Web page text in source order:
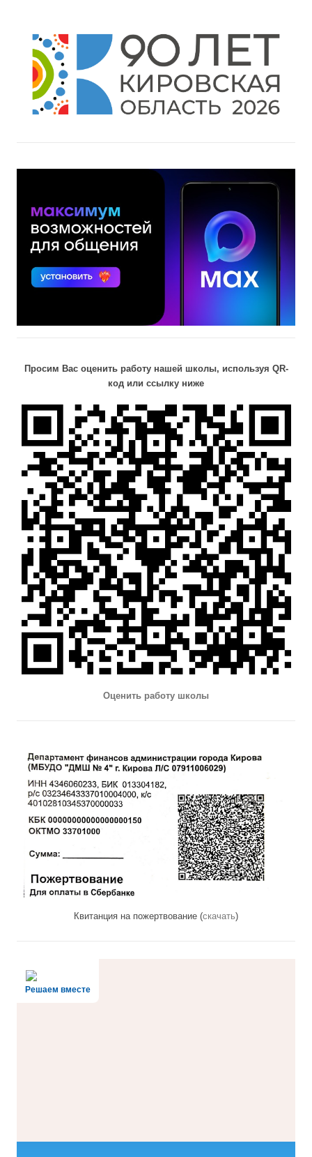
Просим Вас оценить работу нашей школы, используя QR-
код или ссылку ниже
Оценить работу школы
Квитанция на пожертвование (скачать)
Решаем вместе